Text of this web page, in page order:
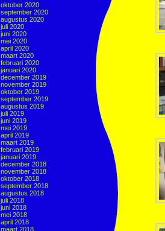
oktober 2020
september 2020
augustus 2020
juli 2020
juni 2020
mei 2020
april 2020
maart 2020
februari 2020
januari 2020
december 2019
november 2019
oktober 2019
september 2019
augustus 2019
juli 2019
juni 2019
mei 2019
april 2019
maart 2019
februari 2019
januari 2019
december 2018
november 2018
oktober 2018
september 2018
augustus 2018
juli 2018
juni 2018
mei 2018
april 2018
maart 2018